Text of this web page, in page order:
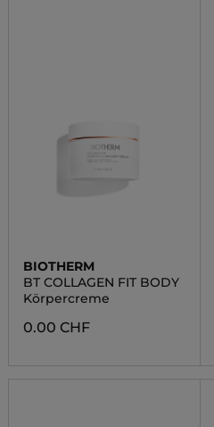
BIOTHERM
BT COLLAGEN FIT BODY
Körpercreme
0.00 CHF